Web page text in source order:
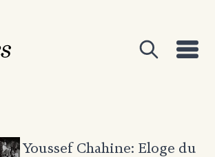
Youssef Chahine: Eloge du